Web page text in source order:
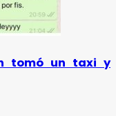
tomó un taxi y